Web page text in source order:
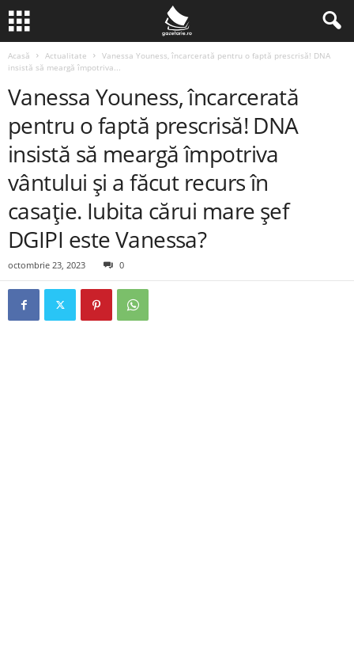
Acasă Actualitate
Vanessa Youness, încarcerată pentru o faptă prescrisă! DNA
insistă să meargă împotriva...
Vanessa Youness, încarcerată
pentru o faptă prescrisă! DNA
insistă să meargă împotriva
vântului și a făcut recurs în
casație. Iubita cărui mare șef
DGIPI este Vanessa?
octombrie 23, 2023 0